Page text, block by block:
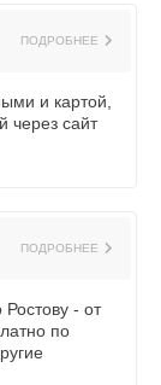
ПОДРОБНЕЕ
и картой,
через сайт
ПОДРОБНЕЕ
- от
по